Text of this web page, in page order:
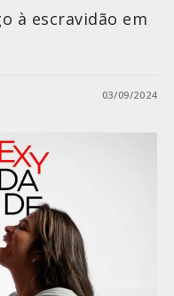
à escravidão em
03/09/2024